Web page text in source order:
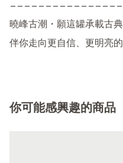
曉峰古潮・願這罐承載古
伴你走向更自信、更明亮的
你可能感興趣的商品